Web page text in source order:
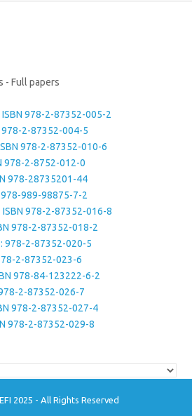
- Full papers
978-2-87352-005-2
978-2-87352-004-5
978-2-87352-010-6
978-2-8752-012-0
978-28735201-44
978-989-98875-7-2
978-2-87352-016-8
978-2-87352-018-2
978-2-87352-020-5
2-87352-023-6
978-84-123222-6-2
2-87352-026-7
978-2-87352-027-4
978-2-87352-029-8
2025 - All Rights Reserved